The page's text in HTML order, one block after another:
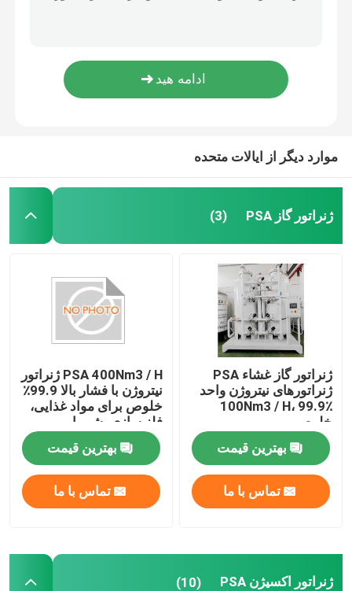
تقویت کننده کمپرسور هوا
فرستنده فشار ABB
فرستنده سطح ABB
سیستم کالیبراسیون اندازه گیری جریان
سیستم کالیبراسیون جریان مایع
بازوی ربات اتوماسیون
دستگاه موقعیت دهی دیجیتال
موارد دیگر از ایالات متحده
ژنراتور گاز PSA (3)
ژنراتور گاز غشاء PSA
ژنراتورهای نیتروژن واحد
100Nm3 / H، 99.9٪
خلوص
بهترین قیمت
تماس با ما
PSA 400Nm3 / H ژنراتور
نیتروژن با فشار بالا 99.9٪
خلوص برای مواد غذایی،
فلز سازی، شیمیایی
بهترین قیمت
تماس با ما
ژنراتور اکسیژن PSA (10)